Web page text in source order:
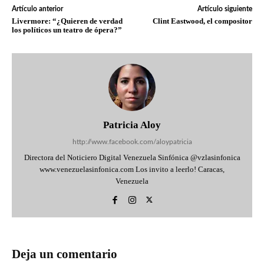
Artículo anterior
Livermore: “¿Quieren de verdad
los políticos un teatro de ópera?”
Artículo siguiente
Clint Eastwood, el compositor
Patricia Aloy
http://www.facebook.com/aloypatricia
Directora del Noticiero Digital Venezuela Sinfónica @vzlasinfonica
www.venezuelasinfonica.com Los invito a leerlo! Caracas,
Venezuela
Deja un comentario